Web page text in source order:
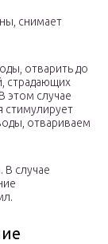
снимает
отварить до
страдающих
этом случае
стимулирует
отвариваем
В случае